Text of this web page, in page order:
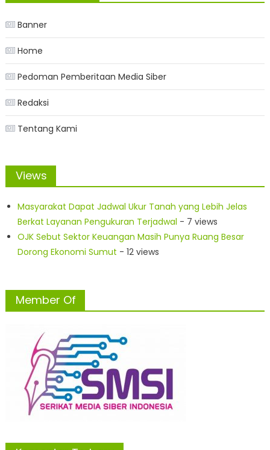
Banner
Home
Pedoman Pemberitaan Media Siber
Redaksi
Tentang Kami
Views
Masyarakat Dapat Jadwal Ukur Tanah yang Lebih Jelas
Berkat Layanan Pengukuran Terjadwal - 7 views
OJK Sebut Sektor Keuangan Masih Punya Ruang Besar
Dorong Ekonomi Sumut - 12 views
Member Of